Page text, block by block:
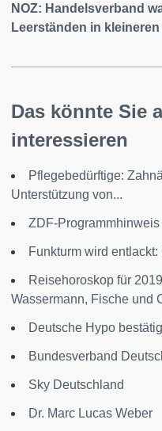
NOZ: Handelsverband
Leerständen in
Das könnte Sie
interessieren
Pflegebedürftige:
Unterstützung von...
ZDF-Programmhinweis
Funkturm wird
Reisehoroskop für
Wassermann, Fische und
Deutsche Hypo
Bundesverband
Sky Deutschland
Dr. Marc Lucas Weber